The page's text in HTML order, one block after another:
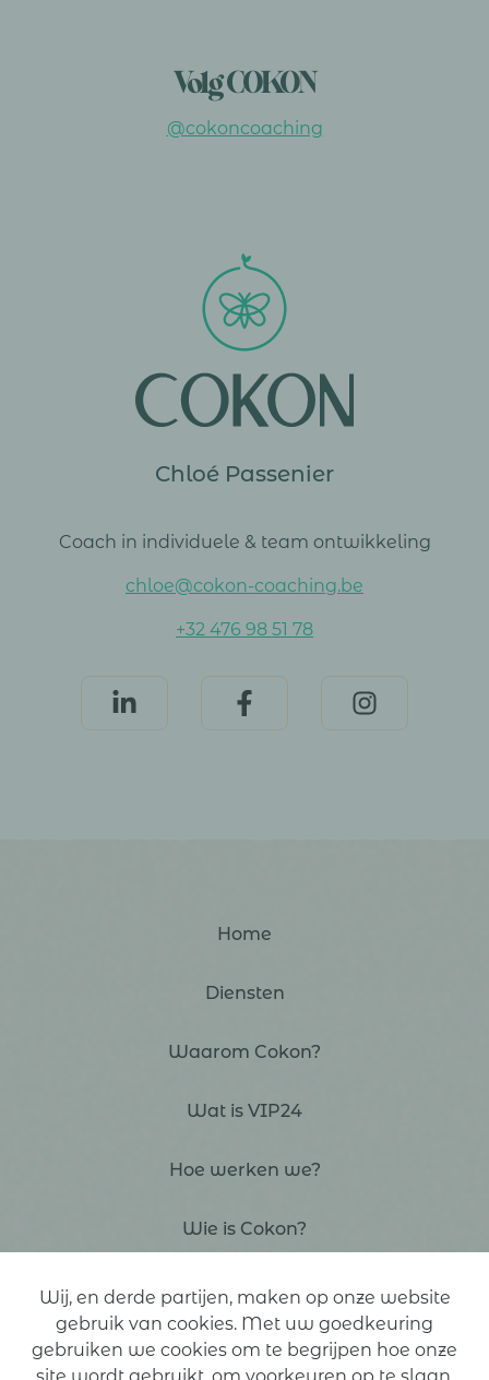
Volg COKON
@cokoncoaching
Chloé Passenier
Coach in individuele & team ontwikkeling
chloe@cokon-coaching.be
+32 476 98 51 78
Home
Diensten
Waarom Cokon?
Wat is VIP24
Hoe werken we?
Wie is Cokon?
Contact
Wij, en derde partijen, maken op onze website
gebruik van cookies. Met uw goedkeuring
gebruiken we cookies om te begrijpen hoe onze